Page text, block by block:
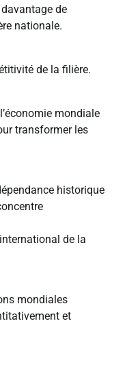
de
nationale.
de la filière.
mondiale
transformer les
historique
de la
mondiales
et